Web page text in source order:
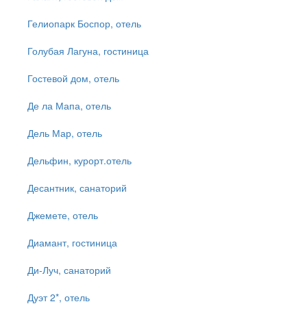
Гелиопарк Боспор, отель
Голубая Лагуна, гостиница
Гостевой дом, отель
Де ла Мапа, отель
Дель Мар, отель
Дельфин, курорт.отель
Десантник, санаторий
Джемете, отель
Диамант, гостиница
Ди-Луч, санаторий
Дуэт 2*, отель